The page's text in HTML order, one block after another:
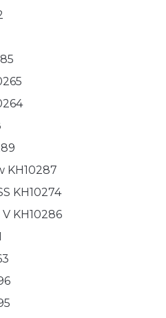
KH10287
KH10274
KH10286